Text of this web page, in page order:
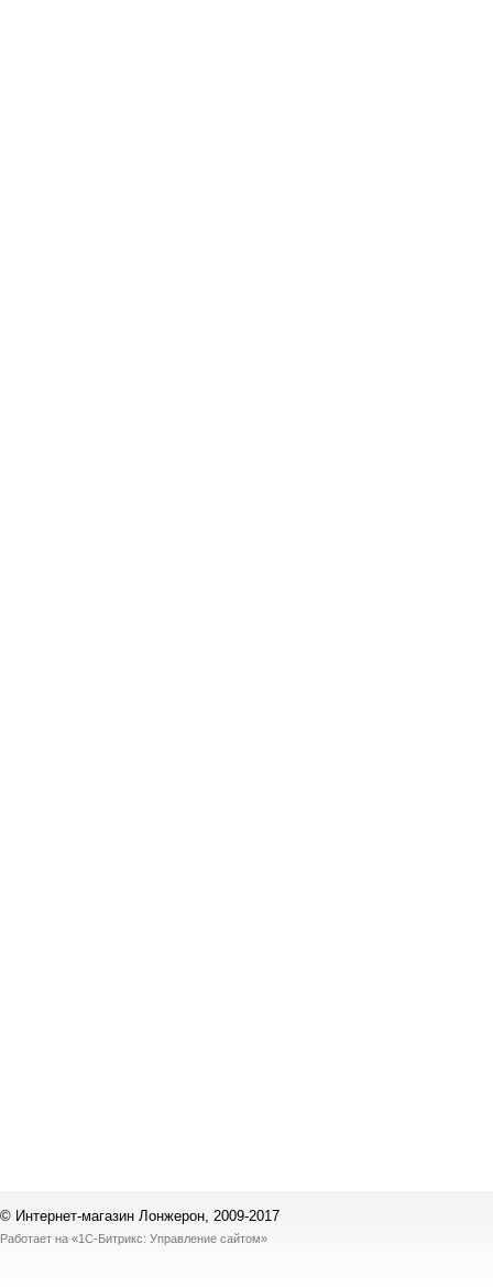
© Интернет-магазин Лонжерон, 2009-2017
Работает на «1С-Битрикс: Управление сайтом»